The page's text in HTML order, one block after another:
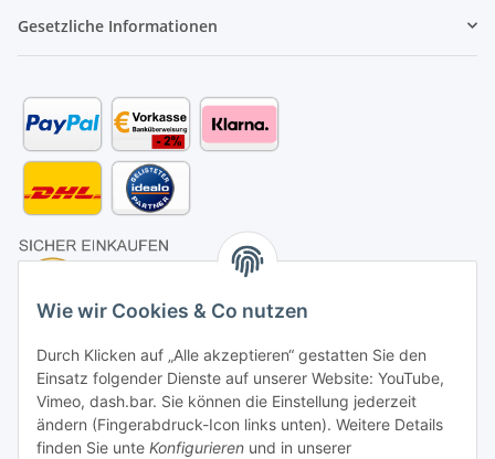
Gesetzliche Informationen
Wie wir Cookies & Co nutzen
Durch Klicken auf „Alle akzeptieren“ gestatten Sie den
Einsatz folgender Dienste auf unserer Website: YouTube,
Vimeo, dash.bar. Sie können die Einstellung jederzeit
ändern (Fingerabdruck-Icon links unten). Weitere Details
finden Sie unte Konfigurieren und in unserer